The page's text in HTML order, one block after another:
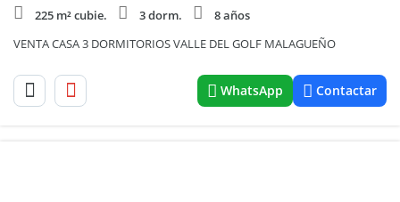
225 m² cubie.
3 dorm.
8 años
VENTA CASA 3 DORMITORIOS VALLE DEL GOLF MALAGUEÑO
WhatsApp Contactar